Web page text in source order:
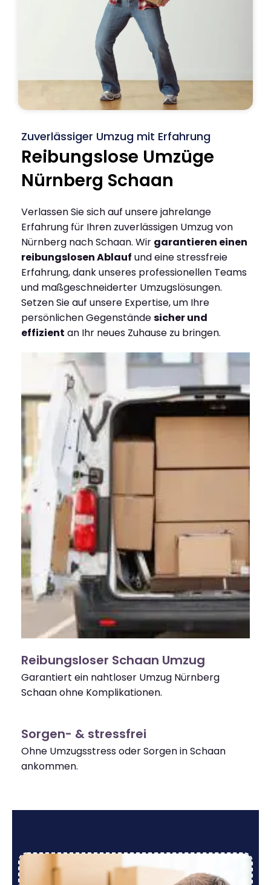
Zuverlässiger Umzug mit Erfahrung
Reibungslose Umzüge
Nürnberg Schaan
Verlassen Sie sich auf unsere jahrelange
Erfahrung für Ihren zuverlässigen Umzug von
Nürnberg nach Schaan. Wir garantieren einen
reibungslosen Ablauf und eine stressfreie
Erfahrung, dank unseres professionellen Teams
und maßgeschneiderter Umzugslösungen.
Setzen Sie auf unsere Expertise, um Ihre
persönlichen Gegenständesicher und
effizient an Ihr neues Zuhause zu bringen.
Reibungsloser Schaan Umzug
Garantiert ein nahtloser Umzug Nürnberg
Schaan ohne Komplikationen.
Sorgen- & stressfrei
Ohne Umzugsstress oder Sorgen in Schaan
ankommen.